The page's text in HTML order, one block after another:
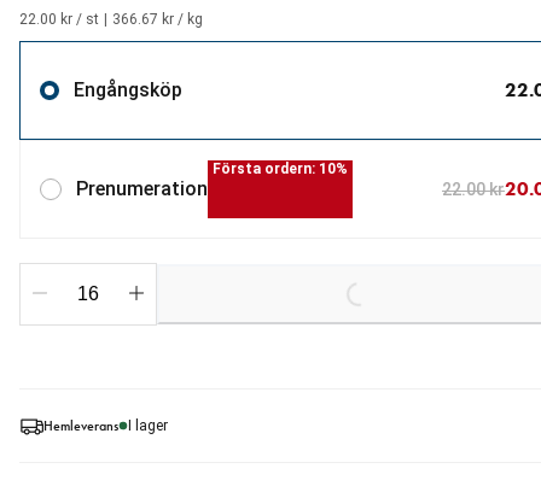
Hemleverans I lager
22.00 kr / st 366.67 kr / kg
Engångsköp
Prenumeration
Första ordern: 10%
22.00 kr
Loading...